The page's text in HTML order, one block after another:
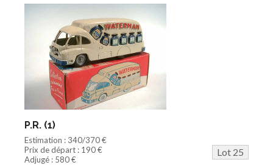
P.R. (1)
Estimation : 340/370 €
Prix de départ : 190 €
Lot 25
Adjugé : 580 €